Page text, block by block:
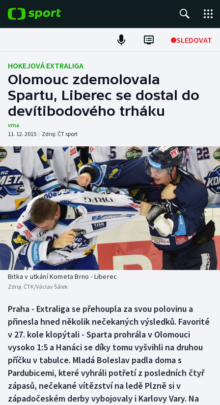
SLEDOVAT
Fotbal
Hokej
Tenis
Atletika
Cyklistika
DALŠÍ SPORTY
Americký fotbal
Baseball a softbal
Basketbal
Biatlon
Box
Curling
Dostihy
Florbal
NEPŘEHLÉDNĚTE
Soutěže
Historické návraty
Aplikace ČT sport
HOKEJOVÁ EXTRALIGA
Olomouc zdemolovala
Spartu, Liberec se dostal do
devítibodového trháku
vma
11. 12. 2015 | Zdroj: ČT sport
Bitka v utkání Kometa Brno - Liberec
Zdroj: ČTK/Václav Šálek
Praha - Extraliga se přehoupla za svou polovinu a
přinesla hned několik nečekaných výsledků. Favorité
v 27. kole klopýtali - Sparta prohrála v Olomouci
vysoko 1:5 a Hanáci se díky tomu vyšvihli na druhou
příčku v tabulce. Mladá Boleslav padla doma s
Pardubicemi, které vyhráli potřetí z posledních čtyř
zápasů, nečekané vítězství na ledě Plzně si v
západočeském derby vybojovaly i Karlovy Vary. Na